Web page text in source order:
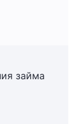
займа